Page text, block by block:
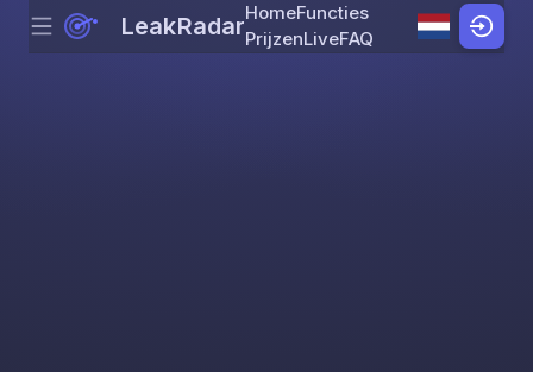
Skip to content
Menu LeakRadarHomeFuncties
PrijzenLiveFAQ